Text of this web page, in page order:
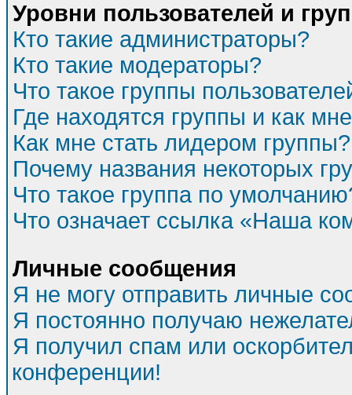
Уровни пользователей и
Кто такие администраторы?
Кто такие модераторы?
Что такое группы
Где находятся группы и как
Как мне стать лидером группы?
Почему названия некоторых
Что такое группа по
Что означает ссылка «Наша
Личные сообщения
Я не могу отправить личные
Я постоянно получаю
Я получил спам или
конференции!